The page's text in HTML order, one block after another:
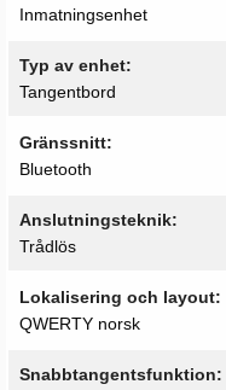
Inmatningsenhet
Typ av enhet
Tangentbord
Gränssnitt
Bluetooth
Anslutningsteknik
Trådlös
Lokalisering och layout
QWERTY norsk
Snabbtangentsfunktion